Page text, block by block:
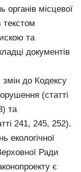
місцевої
та
документів
до Кодексу
(статті
та
241, 245, 252).
екологічної
Ради
є